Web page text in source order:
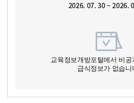
2026. 07. 30 ~ 2026.
교육정보개방포털에서 비공
급식정보가 없습니